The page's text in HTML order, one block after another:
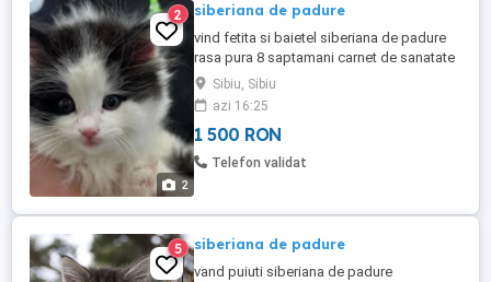
2
2 siberiana de padure
vind fetita si baietel siberiana de padure
rasa pura 8 saptamani carnet de sanatate
deparazitati frumosi si deosebit de
iubitori.
Sibiu, Sibiu
azi 16:25
1 500 RON
Telefon validat
5 siberiana de padure
vand puiuti siberiana de padure